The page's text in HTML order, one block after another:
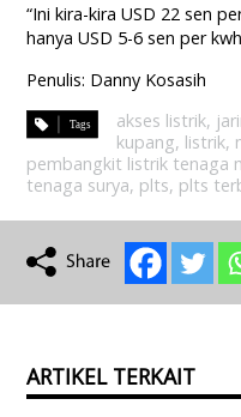
“Ini kira-kira USD 22 sen
hanya USD 5-6 sen per
Penulis: Danny Kosasih
akses listrik,
kupang, listrik,
pembangkit listrik tenaga
tenaga surya, plts, plts
ARTIKEL TERKAIT